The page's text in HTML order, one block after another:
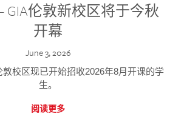
GIA伦敦新校区将于今秋
开幕
June 3, 2026
敦校区现已开始招收2026年8月开课的学
生。
阅读更多